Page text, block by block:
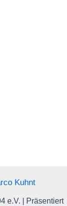
Kuhnt
e.V. | Präsentiert